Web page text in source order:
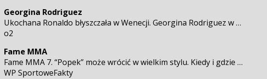
Georgina Rodriguez
Ukochana Ronaldo błyszczała w Wenecji. Georgina Rodriguez w …
o2
Fame MMA
Fame MMA 7. “Popek” może wrócić w wielkim stylu. Kiedy i gdzie …
WP SportoweFakty